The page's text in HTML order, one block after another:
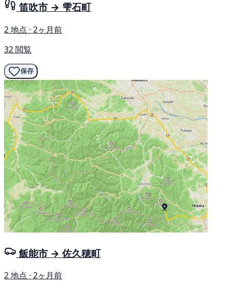
笛吹市 → 雫石町
2 地点 · 2ヶ月前
32 閲覧
保存
飯能市 → 佐久穂町
2 地点 · 2ヶ月前